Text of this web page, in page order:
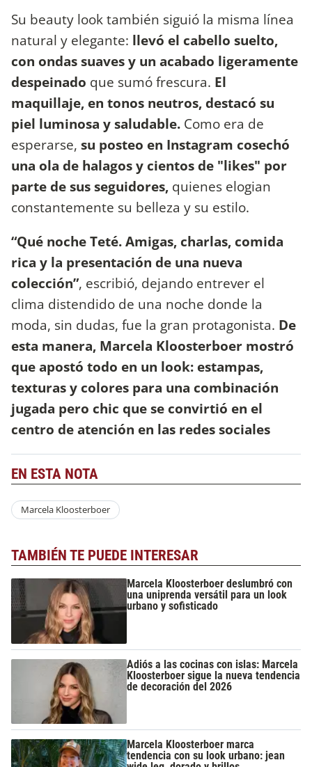
Su beauty look también siguió la misma línea
natural y elegante: llevó el cabello suelto,
con ondas suaves y un acabado ligeramente
despeinado que sumó frescura. El
maquillaje, en tonos neutros, destacó su
piel luminosa y saludable. Como era de
esperarse, su posteo en Instagram cosechó
una ola de halagos y cientos de "likes" por
parte de sus seguidores, quienes elogian
constantemente su belleza y su estilo.
“Qué noche Teté. Amigas, charlas, comida
rica y la presentación de una nueva
colección”, escribió, dejando entrever el
clima distendido de una noche donde la
moda, sin dudas, fue la gran protagonista. De
esta manera, Marcela Kloosterboer mostró
que apostó todo en un look: estampas,
texturas y colores para una combinación
jugada pero chic que se convirtió en el
centro de atención en las redes sociales
EN ESTA NOTA
Marcela Kloosterboer
TAMBIÉN TE PUEDE INTERESAR
Marcela Kloosterboer deslumbró con
una uniprenda versátil para un look
urbano y sofisticado
Adiós a las cocinas con islas: Marcela
Kloosterboer sigue la nueva tendencia
de decoración del 2026
Marcela Kloosterboer marca
tendencia con su look urbano: jean